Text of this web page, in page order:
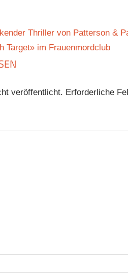
Thriller von Patterson &
Target» im Frauenmordclub
veröffentlicht. Erforderliche